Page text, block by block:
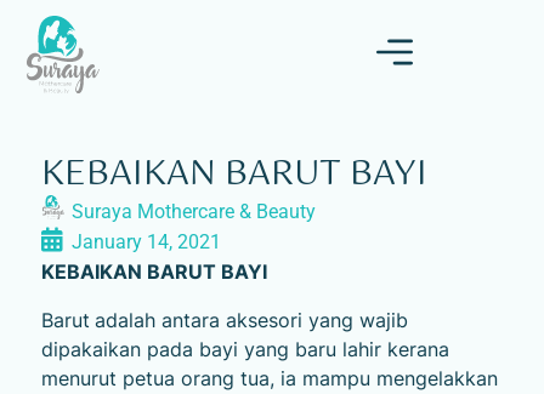
KEBAIKAN BARUT BAYI
Suraya Mothercare & Beauty
January 14, 2021
KEBAIKAN BARUT BAYI
Barut adalah antara aksesori yang wajib
dipakaikan pada bayi yang baru lahir kerana
menurut petua orang tua, ia mampu mengelakkan